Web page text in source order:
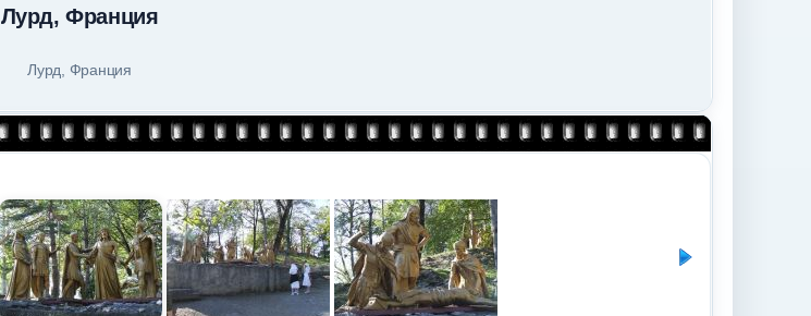
Лурд, Франция
Лурд, Франция